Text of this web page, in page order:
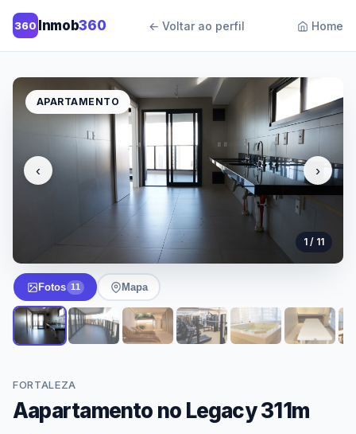
360 Inmob360 ← Voltar ao perfil Home
APARTAMENTO
‹ ›
1 / 11
Fotos 11 Mapa
FORTALEZA
Aapartamento no Legacy 311m